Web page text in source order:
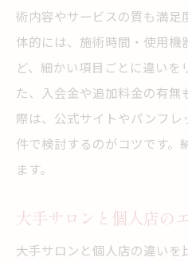
術内容やサービスの質も満足
体的には、施術時間・使用機
ど、細かい項目ごとに違いを
た、入会金や追加料金の有無
際は、公式サイトやパンフ
件で検討するのがコツです。
ます。
大手サロンと個人店の
大手サロンと個人店の違いを